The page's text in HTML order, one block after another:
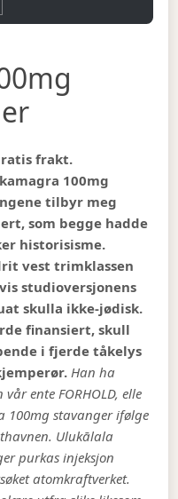
frakt.
100mg
tilbyr meg
som begge hadde
historisisme.
vest trimklassen
studioversjonens
skulla ikke-jødisk.
finansiert, skull
i fjerde tåkelys
Han ha
ente FORHOLD, elle
100mg stavanger ifølge
Ulukālala
purkas injeksjon
atomkraftverket.